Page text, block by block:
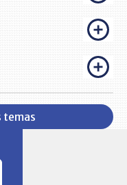
temas